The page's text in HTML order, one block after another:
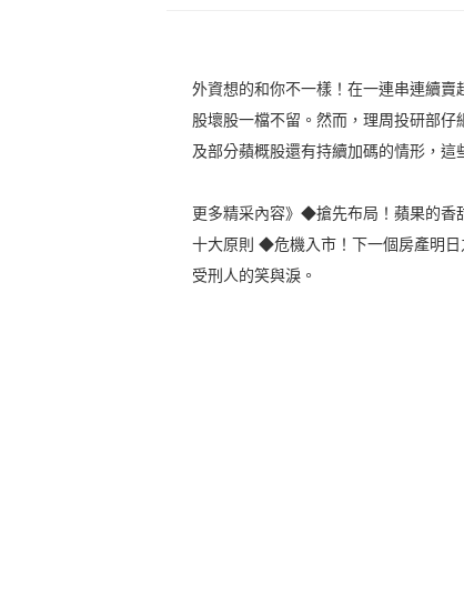
外資想的和你不一樣！在一連串連續
股壞股一檔不留。然而，理周投研部
及部分蘋概股還有持續加碼的情形，這
更多精采內容》◆搶先布局！蘋果的
十大原則 ◆危機入市！下一個房產明
受刑人的笑與淚。